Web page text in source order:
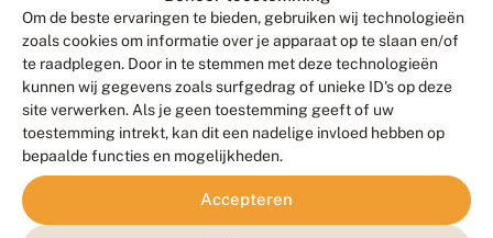
Om de beste ervaringen te bieden, gebruiken wij technologieën
zoals cookies om informatie over je apparaat op te slaan en/of
te raadplegen. Door in te stemmen met deze technologieën
kunnen wij gegevens zoals surfgedrag of unieke ID's op deze
site verwerken. Als je geen toestemming geeft of uw
toestemming intrekt, kan dit een nadelige invloed hebben op
bepaalde functies en mogelijkheden.
Accepteren
en!
Sc
hrij
f je
vo